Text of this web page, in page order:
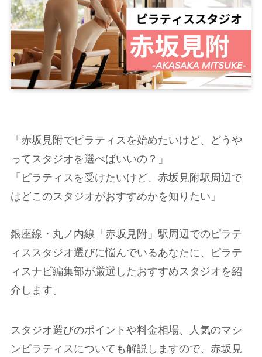
「赤坂見附でピラティスを始めたいけど、どうや
ってスタジオを選べばいいの？」
「ピラティスを受けたいけど、赤坂見附駅周辺で
はどこのスタジオがおすすめかを知りたい」
銀座線・丸ノ内線「赤坂見附」駅周辺でのピラテ
ィススタジオ選びに悩んでいるあなたに、ピラテ
ィスナビ編集部が厳選したおすすめスタジオを紹
介します。
スタジオ選びのポイントや料金相場、人気のマシ
ンピラティスについても解説しますので、赤坂見